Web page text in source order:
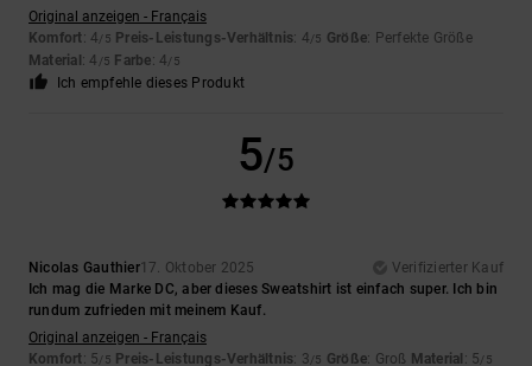
Original anzeigen - Français
Komfort: 4/5 Preis-Leistungs-Verhältnis: 4/5 Größe: Perfekte Größe
Material : 4 /5 Farbe: 4/5
Ich empfehle dieses Produkt
5/5
Nicolas Gauthier17. Oktober 2025
Verifizierter Kauf
Ich mag die Marke DC, aber dieses Sweatshirt ist einfach super. Ich bin
rundum zufrieden mit meinem Kauf.
Original anzeigen - Français
Komfort: 5/5 Preis-Leistungs-Verhältnis: 3/5 Größe: Groß Material : 5/5